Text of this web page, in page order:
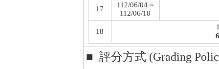
17
112/06/04 ~
112/06/10
18
■ 評分方式 (Grading